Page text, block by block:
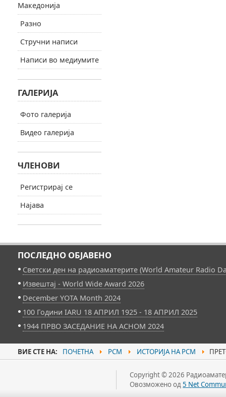
Македонија
Разно
Стручни написи
Написи во медиумите
ГАЛЕРИЈА
Фото галерија
Видео галерија
ЧЛЕНОВИ
Регистрирај се
Најава
ПОСЛЕДНО ОБЈАВЕНО
Светски ден на радиоаматерите (World Amateur Radio
Извештај - World Wide Award 2026
December YOTA Month 2024
100 Години IARU 18 АПРИЛ 1925 - 18 АПРИЛ 2025
1944 ПРВО ЗАСЕДАНИЕ НА АСНОМ 2024
ВИЕ СТЕ НА: ПОЧЕТНА РСМ ИСТОРИЈА НА РСМ
Copyright © 2026
Овозможено од5 Net